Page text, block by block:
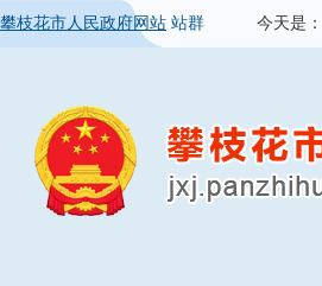
攀枝花市人民政府网站 站群 今天是：